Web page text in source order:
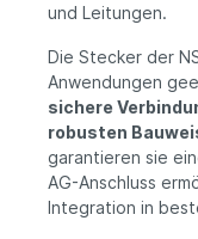
und Leitungen.
Die Stecker der
Anwendungen
sichere
robusten
garantieren sie
AG-Anschluss
Integration in